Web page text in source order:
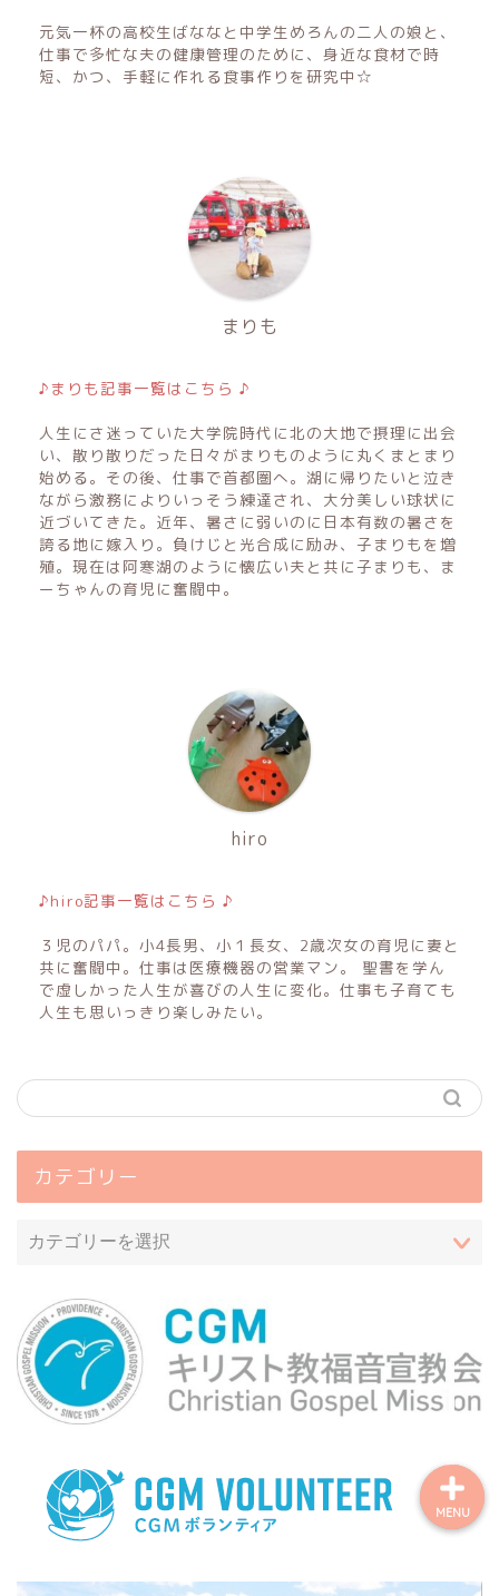
元気一杯の高校生ばななと中学生めろんの二人の娘と、
仕事で多忙な夫の健康管理のために、身近な食材で時
短、かつ、手軽に作れる食事作りを研究中☆
まりも
♪まりも記事一覧はこちら ♪
人生にさ迷っていた大学院時代に北の大地で摂理に出会
い、散り散りだった日々がまりものように丸くまとまり
始める。その後、仕事で首都圏へ。湖に帰りたいと泣き
ながら激務によりいっそう練達され、大分美しい球状に
近づいてきた。近年、暑さに弱いのに日本有数の暑さを
誇る地に嫁入り。負けじと光合成に励み、子まりもを増
殖。現在は阿寒湖のように懐広い夫と共に子まりも、ま
ーちゃんの育児に奮闘中。
hiro
♪hiro記事一覧はこちら ♪
３児のパパ。小4長男、小１長女、2歳次女の育児に妻と
共に奮闘中。仕事は医療機器の営業マン。 聖書を学ん
で虚しかった人生が喜びの人生に変化。仕事も子育ても
人生も思いっきり楽しみたい。
カテゴリー
MENU
お問い合わせフォーム